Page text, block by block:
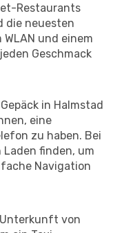
Restaurants
die neuesten
und einem
Geschmack
in Halmstad
eine
zu haben. Bei
finden, um
Navigation
von